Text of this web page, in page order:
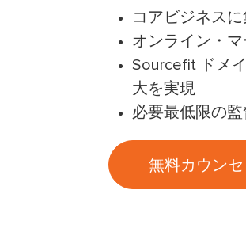
コアビジネス
オンライン・
Sourcefit ドメ
大を実現
必要最低限の監
無料カウン